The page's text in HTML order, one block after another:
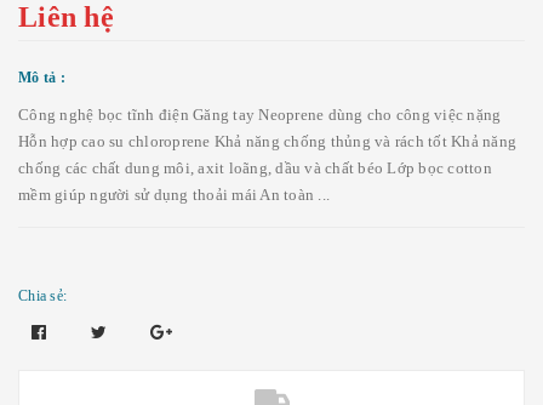
Liên hệ
Mô tả :
Công nghệ bọc tĩnh điện Găng tay Neoprene dùng cho công việc nặng
Hỗn hợp cao su chloroprene Khả năng chống thủng và rách tốt Khả năng
chống các chất dung môi, axit loãng, dầu và chất béo Lớp bọc cotton
mềm giúp người sử dụng thoải mái An toàn ...
Chia sẻ: